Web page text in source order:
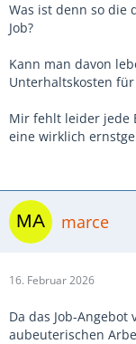
Was ist denn so die
Job?
Kann man davon
Unterhaltskosten
Mir fehlt leider jede
eine wirklich
marce
16. Februar 2026
Da das Job-
aubeuterischen